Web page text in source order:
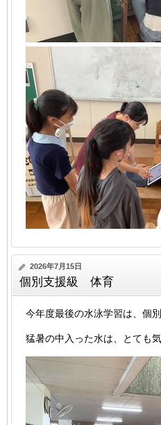
2026年7月15日
個別支援級 体育
今年度最後の水泳学習は、個別
猛暑の中入った水は、とても